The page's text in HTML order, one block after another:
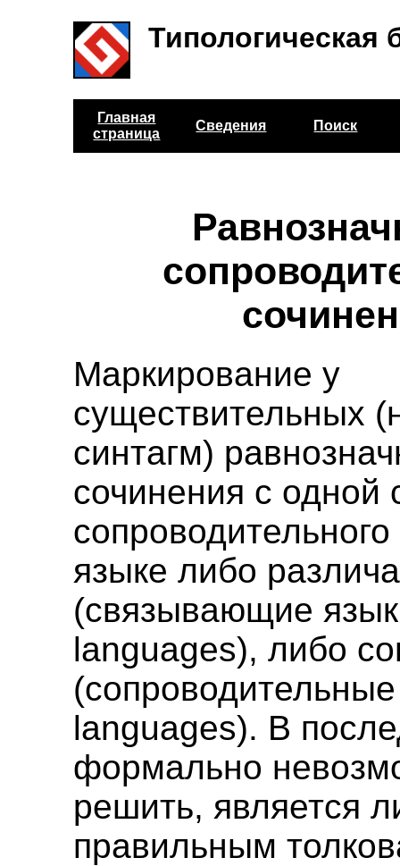
Типологическая
Главная
страница
Сведения Поиск
Маркирование у
существительных
синтагм)
сочинения с одной
языке либо
(связывающие
languages), либо
languages). В
формально
решить, является
правильным